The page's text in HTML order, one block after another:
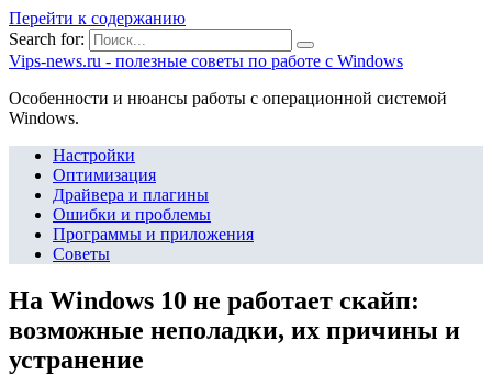
Перейти к содержанию
Search for:
Vips-news.ru - полезные советы по работе с Windows
Особенности и нюансы работы с операционной системой
Windows.
Настройки
Оптимизация
Драйвера и плагины
Ошибки и проблемы
Программы и приложения
Советы
На Windows 10 не работает скайп:
возможные неполадки, их причины и
устранение